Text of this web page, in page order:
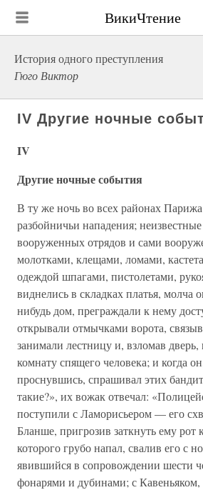
ВикиЧтение
История одного преступления
Гюго Виктор
IV Другие ночные
IV
Другие ночные события
В ту же ночь во всех районах
разбойничьи нападения;
вооруженных отрядов и сами
молотками, клещами, ломами,
одеждой шпагами, пистолетами,
виднелись в складках платья, молча
нибудь дом, преграждали к нему
открывали отмычками ворота,
занимали лестницу и, взломав дверь,
комнату спящего человека; и когда
проснувшись, спрашивал этих
такие?», их вожак отвечал:
поступили с Ламорисьером — его
Бланше, пригрозив заткнуть ему рот
которого грубо напал, свалив его с
явившийся в сопровождении шести
фонарями и дубинами; с Кавеньяком,